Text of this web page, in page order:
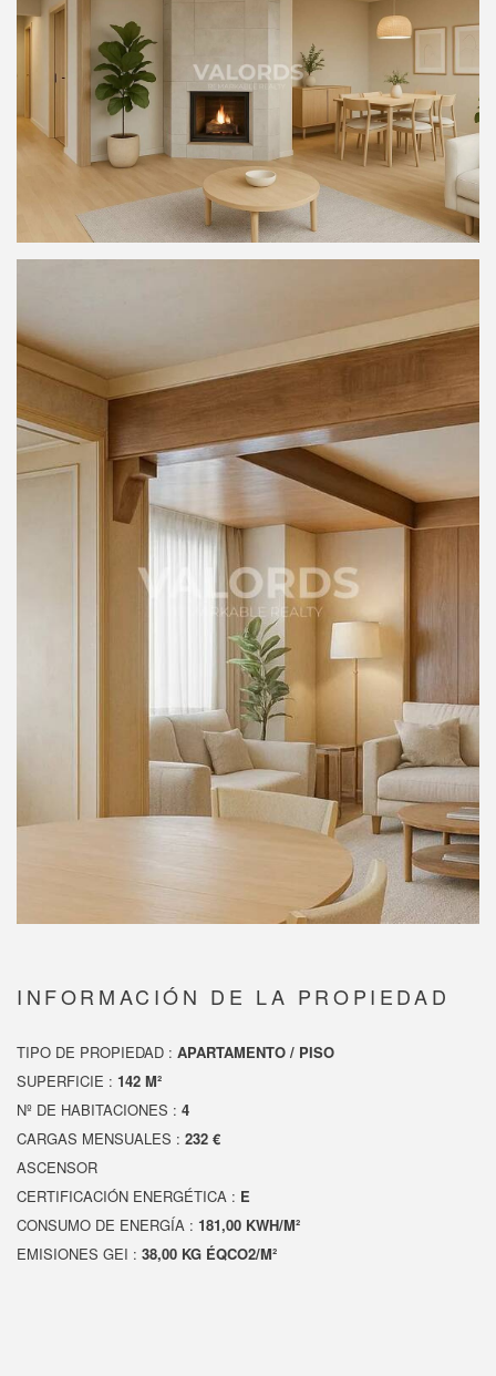
INFORMACIÓN DE LA PROPIEDAD
TIPO DE PROPIEDAD : APARTAMENTO / PISO
SUPERFICIE : 142 M²
Nº DE HABITACIONES : 4
CARGAS MENSUALES : 232 €
ASCENSOR
CERTIFICACIÓN ENERGÉTICA : E
CONSUMO DE ENERGÍA : 181,00 KWH/M²
EMISIONES GEI : 38,00 KG ÉQCO2/M²